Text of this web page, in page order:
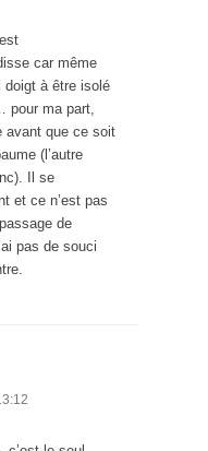
car même
doigt à être isolé
pour ma part,
avant que ce soit
(l’autre
Il se
et ce n’est pas
de
pas de souci